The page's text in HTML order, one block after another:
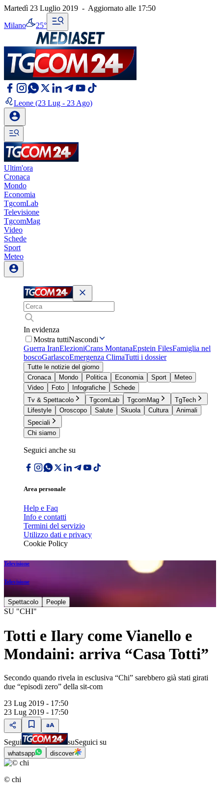
Martedì 23 Luglio 2019 - Aggiornato alle 17:50
Milano 25°
Leone (23 Lug - 23 Ago)
Ultim'ora
Cronaca
Mondo
Economia
TgcomLab
Televisione
TgcomMag
Video
Schede
Sport
Meteo
In evidenza
Mostra tuttiNascondi
Guerra IranElezioniCrans MontanaEpstein FilesFamiglia nel
boscoGarlascoEmergenza ClimaTutti i dossier
Tutte le notizie del giorno
Cronaca
Mondo Politica Economia Sport
Meteo
Video
Foto Infografiche
Schede
Tv & Spettacolo
TgcomLab TgcomMag
TgTech
Lifestyle
Oroscopo Salute Skuola Cultura
Animali
Speciali
Chi siamo
Seguici anche su
Area personale
Help e Faq
Info e contatti
Termini del servizio
Utilizzo dati e privacy
Cookie Policy
Televisione
Televisione
Spettacolo People
SU "CHI"
Totti e Ilary come Vianello e
Mondaini: arriva “Casa Totti”
Secondo quando rivela in esclusiva “Chi” sarebbero già stati girati
due “episodi zero” della sit-com
23 Lug 2019 - 17:50
23 Lug 2019 - 17:50
Segui suSeguici su
whatsapp discover
© chi